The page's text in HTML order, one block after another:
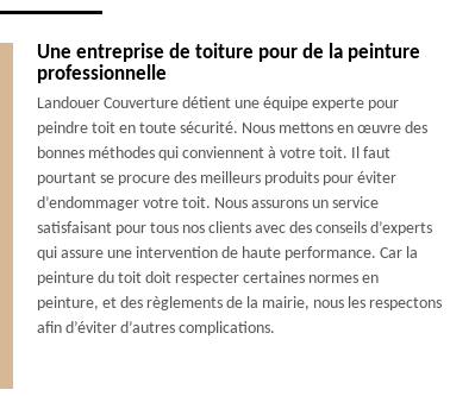
Une entreprise de toiture pour de la peinture
professionnelle
Landouer Couverture détient une équipe experte pour
peindre toit en toute sécurité. Nous mettons en œuvre des
bonnes méthodes qui conviennent à votre toit. Il faut
pourtant se procure des meilleurs produits pour éviter
d’endommager votre toit. Nous assurons un service
satisfaisant pour tous nos clients avec des conseils d’experts
qui assure une intervention de haute performance. Car la
peinture du toit doit respecter certaines normes en
peinture, et des règlements de la mairie, nous les respectons
afin d’éviter d’autres complications.